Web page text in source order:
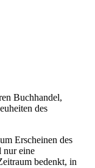
Buchhandel,
des
Erscheinen des
nur eine
bedenkt, in